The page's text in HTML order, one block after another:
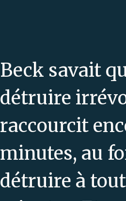
Beck savait
détruire
raccourcit
minutes, au
détruire à